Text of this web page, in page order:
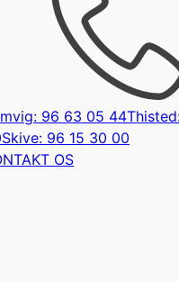
96 63 05 44
Skive: 96 15 30 00
OS